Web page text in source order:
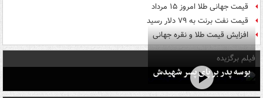
قیمت جهانی طلا امروز ۱۵ مرداد
قیمت نفت برنت به ۷۹ دلار رسید
افزایش قیمت طلا و نقره جهانی
فیلم برگزیده
بوسه‌ پدر بر پای پسر شهیدش